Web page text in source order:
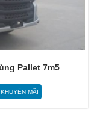
Pallet 7m5
KHUYẾN MÃI